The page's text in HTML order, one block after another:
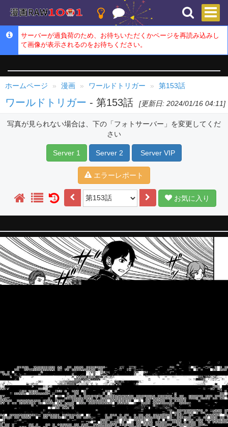
サーバーが過負荷のため、お待ちいただくかページを再読み込みし
て画像が表示されるのをお待ちください。
ホームページ 漫画 ワールドトリガー 第153話
ワールドトリガー - 第153話 [更新日: 2024/01/16 04:11]
写真が見られない場合は、下の「フォトサーバー」を変更してくだ
さい
Server 1 Server 2 Server VIP
エラーレポート
1 お気に入り